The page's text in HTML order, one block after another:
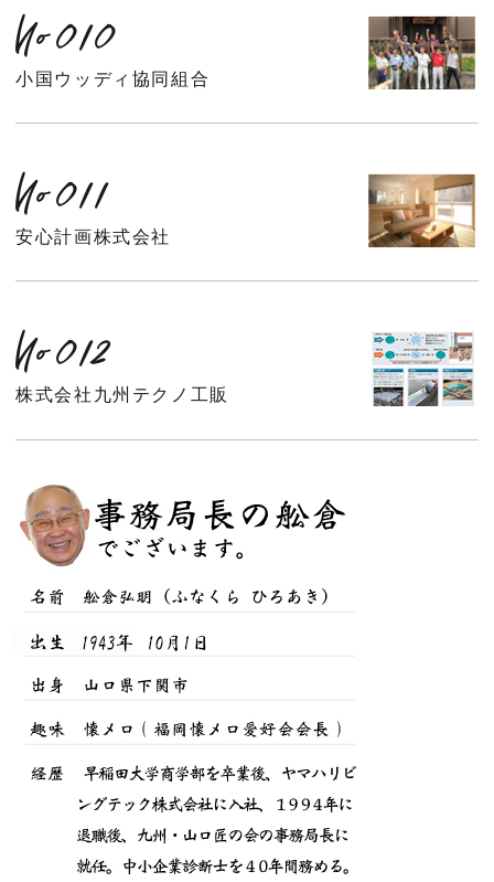
No010
小国ウッディ協同組合
No011
安心計画株式会社
No012
株式会社九州テクノ工販